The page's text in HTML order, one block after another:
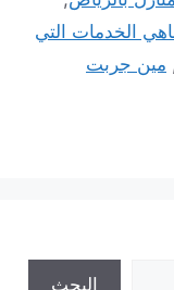
الخدمات التي
مين جربت
البحث